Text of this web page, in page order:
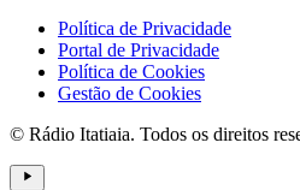
Política de Privacidade
Portal de Privacidade
Política de Cookies
Gestão de Cookies
© Rádio Itatiaia. Todos os direitos